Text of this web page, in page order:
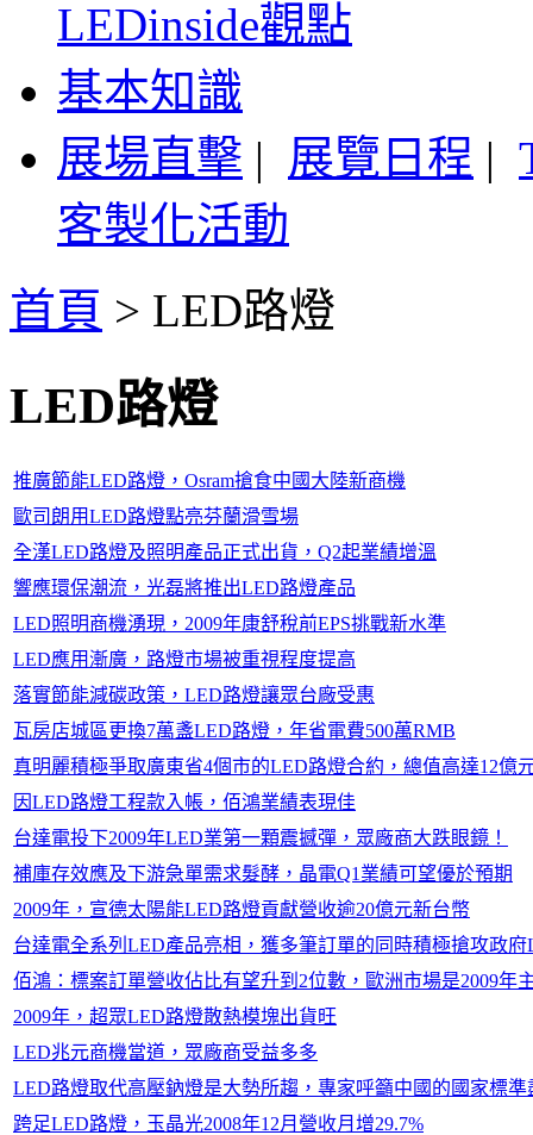
LEDinside觀點
基本知識
展場直擊 | 展覽日程 |
客製化活動
首頁 > LED路燈
LED路燈
推廣節能LED路燈，Osram搶食中國大陸新商機
歐司朗用LED路燈點亮芬蘭滑雪場
全漢LED路燈及照明產品正式出貨，Q2起業績增溫
響應環保潮流，光磊將推出LED路燈產品
LED照明商機湧現，2009年康舒稅前EPS挑戰新水準
LED應用漸廣，路燈市場被重視程度提高
落實節能減碳政策，LED路燈讓眾台廠受惠
瓦房店城區更換7萬盞LED路燈，年省電費500萬RMB
真明麗積極爭取廣東省4個市的LED路燈合約，總值高達12億
因LED路燈工程款入帳，佰鴻業績表現佳
台達電投下2009年LED業第一顆震撼彈，眾廠商大跌眼鏡！
補庫存效應及下游急單需求髮酵，晶電Q1業績可望優於預期
2009年，宣德太陽能LED路燈貢獻營收逾20億元新台幣
台達電全系列LED產品亮相，獲多筆訂單的同時積極搶攻政府
佰鴻：標案訂單營收佔比有望升到2位數，歐洲市場是2009年
2009年，超眾LED路燈散熱模塊出貨旺
LED兆元商機當道，眾廠商受益多多
LED路燈取代高壓鈉燈是大勢所趨，專家呼籲中國的國家標準
跨足LED路燈，玉晶光2008年12月營收月增29.7%